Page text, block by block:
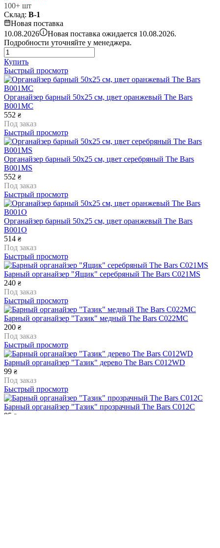
100+ шт
Склад: В-1
Новая поставка
10.08.2026 i Новая поставка ожидается 10.08.2026.
Подробности уточняйте у менеджера.
Купить
Быстрый просмотр
Органайзер барный 50x25 см, цвет оранжевый The Bars
B001MC
552 ₴
Под заказ
Быстрый просмотр
Органайзер барный 50x25 см, цвет серебряный The Bars
B001MS
552 ₴
Под заказ
Быстрый просмотр
Органайзер барный 50x25 см, цвет оранжевый The Bars
B001O
514 ₴
Под заказ
Быстрый просмотр
Барный органайзер "Ящик" серебряный The Bars C021MS
240 ₴
Под заказ
Быстрый просмотр
Барный органайзер "Тазик" медный The Bars C022MC
200 ₴
Под заказ
Быстрый просмотр
Барный органайзер "Тазик" дерево The Bars C012WD
99 ₴
Под заказ
Быстрый просмотр
Барный органайзер "Тазик" прозрачный The Bars C012C
85 ₴